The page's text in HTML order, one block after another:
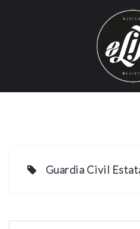
Guardia Civil